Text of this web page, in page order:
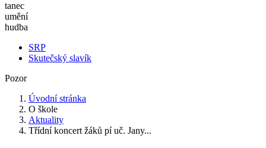
tanec
umění
hudba
SRP
Skutečský slavík
Pozor
Úvodní stránka
O škole
Aktuality
Třídní koncert žáků pí uč. Jany...